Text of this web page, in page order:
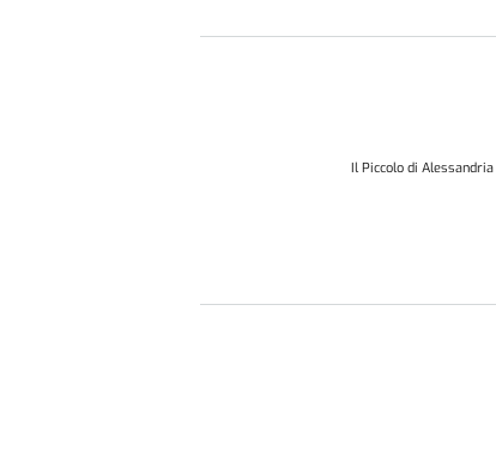
Il Piccolo di Alessandria